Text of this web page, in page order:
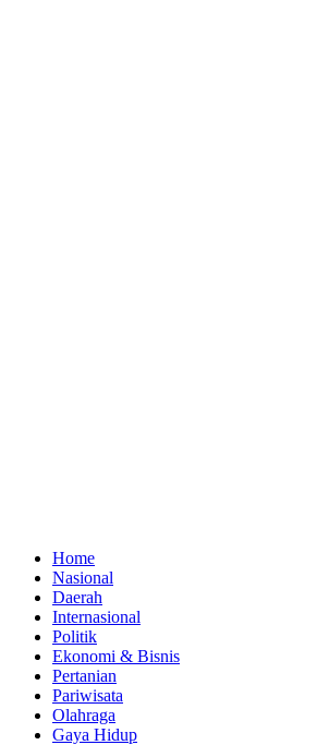
Home
Nasional
Daerah
Internasional
Politik
Ekonomi & Bisnis
Pertanian
Pariwisata
Olahraga
Gaya Hidup